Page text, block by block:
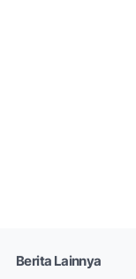
Berita Lainnya